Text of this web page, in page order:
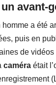
un avant-
a été
puis en
de vidéos
caméra était